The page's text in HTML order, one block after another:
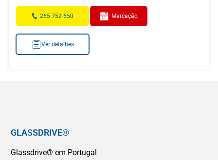
265 752 650 Marcação
Ver detalhes
GLASSDRIVE®
Glassdrive® em Portugal